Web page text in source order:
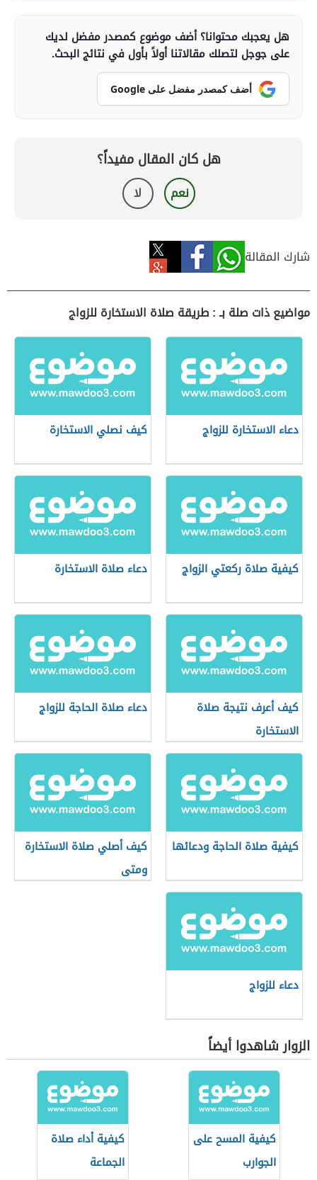
هل يعجبك محتوانا؟ أضف موضوع كمصدر مفضل لديك
على جوجل لتصلك مقالاتنا أولاً بأول في نتائج البحث.
أضف كمصدر مفضل على Google
هل كان المقال مفيداً؟
نعم لا
شارك المقالة
مواضيع ذات صلة بـ : طريقة صلاة الاستخارة للزواج
دعاء الاستخارة للزواج كيف نصلي الاستخارة
كيفية صلاة ركعتي الزواج دعاء صلاة الاستخارة
كيف أعرف نتيجة صلاة
الاستخارة
دعاء صلاة الحاجة للزواج
كيفية صلاة الحاجة ودعائها
كيف أصلي صلاة الاستخارة
ومتى
دعاء للزواج
الزوار شاهدوا أيضاً
كيفية المسح على
الجوارب
كيفية أداء صلاة
الجماعة